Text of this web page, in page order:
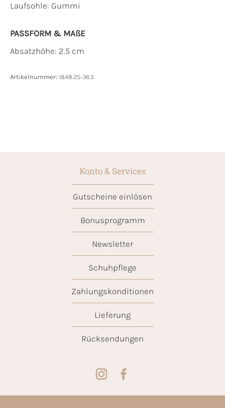
Laufsohle: Gummi
PASSFORM & MAẞE
Absatzhöhe: 2.5 cm
Artikelnummer: 1848.25-36.5
Konto & Services
Gutscheine einlösen
Bonusprogramm
Newsletter
Schuhpflege
Zahlungskonditionen
Lieferung
Rücksendungen